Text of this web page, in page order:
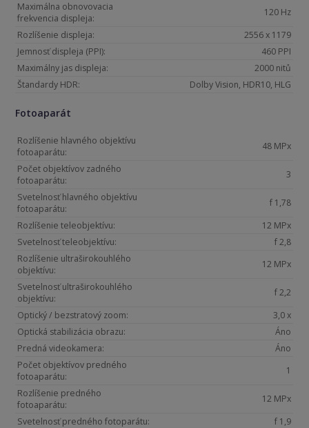
Maximálna obnovovacia
frekvencia displeja:
120 Hz
Rozlíšenie displeja:
2556 x 1179
Jemnosť displeja (PPI):
460 PPI
Maximálny jas displeja:
2000 nitů
Štandardy HDR:
Dolby Vision, HDR10, HLG
Fotoaparát
Rozlíšenie hlavného objektívu
fotoaparátu:
48 MPx
Počet objektívov zadného
fotoaparátu:
3
Svetelnosť hlavného objektívu
fotoaparátu:
f 1,78
Rozlíšenie teleobjektívu:
12 MPx
Svetelnosť teleobjektívu:
f 2,8
Rozlíšenie ultraširokouhlého
objektívu:
12 MPx
Svetelnosť ultraširokouhlého
objektívu:
f 2,2
Optický / bezstratový zoom:
3,0 x
Optická stabilizácia obrazu:
Áno
Predná videokamera:
Áno
Počet objektívov predného
fotoaparátu:
1
Rozlíšenie predného
fotoaparátu:
12 MPx
Svetelnosť predného fotoparátu:
f 1,9